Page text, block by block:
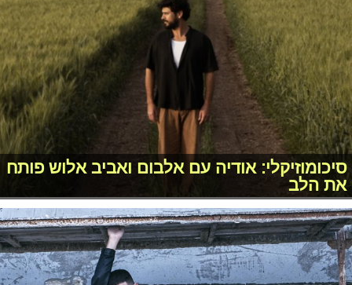
סיכומוזיקלי: אודיה עם אלבום ואביב אלוש פותח
את הלב